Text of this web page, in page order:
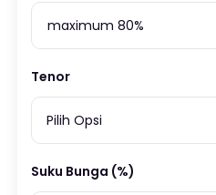
Tenor
Pilih Opsi
Suku Bunga (%)